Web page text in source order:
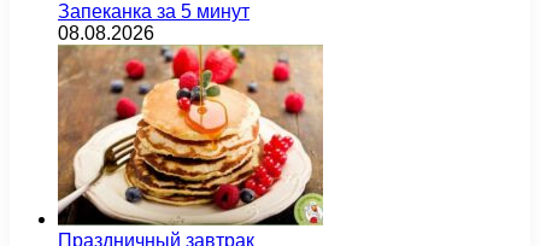
Запеканка за 5 минут
08.08.2026
Праздничный завтрак